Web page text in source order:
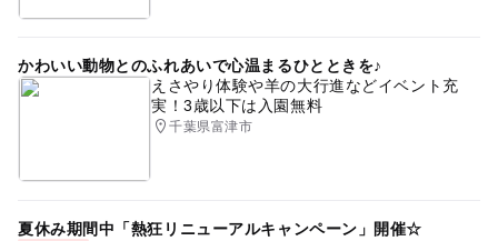
かわいい動物とのふれあいで心温まるひとときを♪
えさやり体験や羊の大行進などイベント充
実！3歳以下は入園無料
千葉県富津市
夏休み期間中「熱狂リニューアルキャンペーン」開催☆